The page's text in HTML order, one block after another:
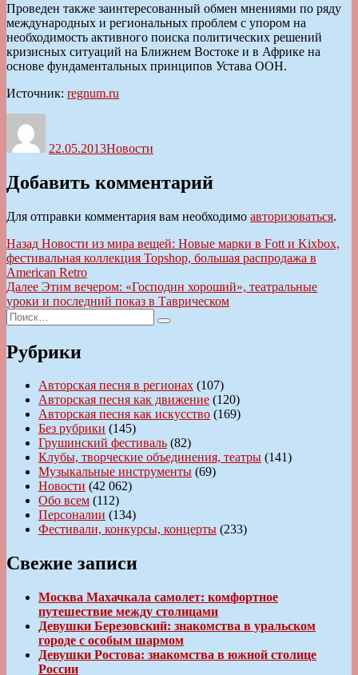
Проведен также заинтересованный обмен мнениями по ряду
международных и региональных проблем с упором на
необходимость активного поиска политических решений
кризисных ситуаций на Ближнем Востоке и в Африке на
основе фундаментальных принципов Устава ООН.
Источник: regnum.ru
22.05.2013Новости
Добавить комментарий
Для отправки комментария вам необходимо авторизоваться.
Навигация
по
записям
Назад Предыдущая
запись:
Новости из мира вещей: Новые марки в Fott и Kixbox,
фестивальная коллекция Topshop, большая распродажа в
American Retro
Далее Следующая
запись:
Этим вечером: «Господин хороший», театральные
уроки и последний показ в Таврическом
Искать:
Поиск
Рубрики
Авторская песня в регионах (107)
Авторская песня как движение (120)
Авторская песня как искусство (169)
Без рубрики (145)
Грушинский фестиваль (82)
Клубы, творческие объединения, театры (141)
Музыкальные инструменты (69)
Новости (42 062)
Обо всем (112)
Персоналии (134)
Фестивали, конкурсы, концерты (233)
Свежие записи
Москва Махачкала самолет: комфортное
путешествие между столицами
Девушки Березовский: знакомства в уральском
городе с особым шармом
Девушки Ростова: знакомства в южной столице
России